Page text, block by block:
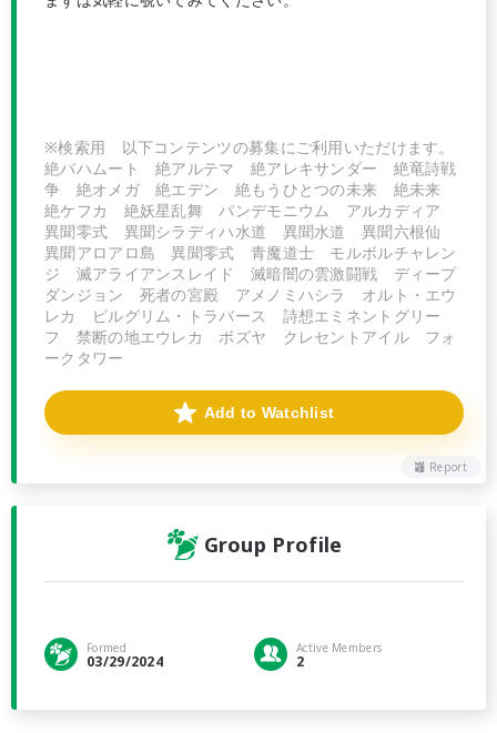
※検索用 以下コンテンツの募集にご利用いただけます。
絶バハムート 絶アルテマ 絶アレキサンダー 絶竜詩戦
争 絶オメガ 絶エデン 絶もうひとつの未来 絶未来
絶ケフカ 絶妖星乱舞 パンデモニウム アルカディア
異聞零式 異聞シラディハ水道 異聞水道 異聞六根仙
異聞アロアロ島 異聞零式 青魔道士 モルボルチャレン
ジ 滅アライアンスレイド 滅暗闇の雲激闘戦 ディープ
ダンジョン 死者の宮殿 アメノミハシラ オルト・エウ
レカ ピルグリム・トラバース 詩想エミネントグリー
フ 禁断の地エウレカ ボズヤ クレセントアイル フォ
ークタワー
Report
Add to Watchlist
Group Profile
Formed
03/29/2024
Active Members
2